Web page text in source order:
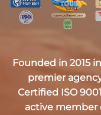
Founded in 2015
premier
Certified ISO
active member